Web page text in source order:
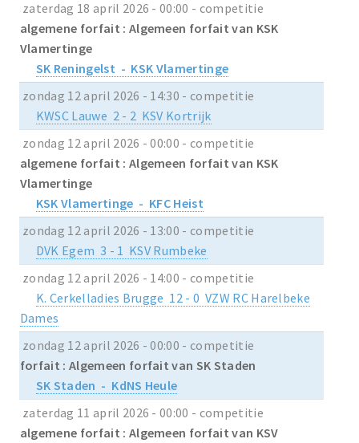
zaterdag 18 april 2026 - 00:00 - competitie
algemene forfait : Algemeen forfait van KSK
Vlamertinge
SK Reningelst - KSK Vlamertinge
zondag 12 april 2026 - 14:30 - competitie
KWSC Lauwe 2 - 2 KSV Kortrijk
zondag 12 april 2026 - 00:00 - competitie
algemene forfait : Algemeen forfait van KSK
Vlamertinge
KSK Vlamertinge - KFC Heist
zondag 12 april 2026 - 13:00 - competitie
DVK Egem 3 - 1 KSV Rumbeke
zondag 12 april 2026 - 14:00 - competitie
K. Cerkelladies Brugge 12 - 0 VZW RC Harelbeke
Dames
zondag 12 april 2026 - 00:00 - competitie
forfait : Algemeen forfait van SK Staden
SK Staden - KdNS Heule
zaterdag 11 april 2026 - 00:00 - competitie
algemene forfait : Algemeen forfait van KSV